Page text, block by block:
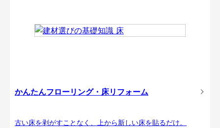
かんたんフローリング・床リフォーム
古い床を剥がすことなく、上から新しい床を貼るだけ。